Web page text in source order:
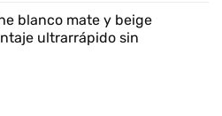
blanco mate y beige
ultrarrápido sin